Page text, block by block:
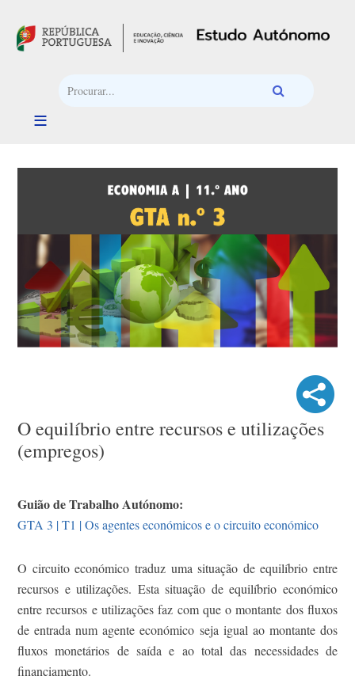
O equilíbrio entre recursos e utilizações
(empregos)
Guião de Trabalho Autónomo:
GTA 3 | T1 | Os agentes económicos e o circuito económico
O circuito económico traduz uma situação de equilíbrio entre
recursos e utilizações. Esta situação de equilíbrio económico
entre recursos e utilizações faz com que o montante dos fluxos
de entrada num agente económico seja igual ao montante dos
fluxos monetários de saída e ao total das necessidades de
financiamento.